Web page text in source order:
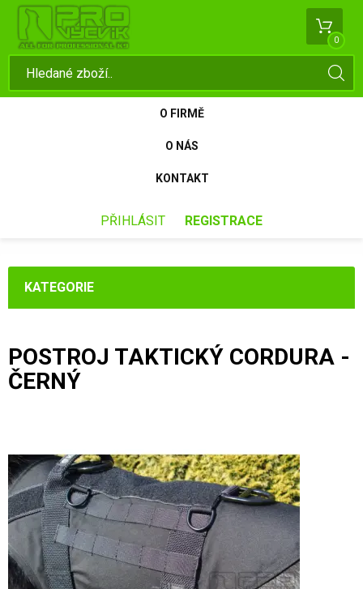
0
O FIRMĚ
O NÁS
KONTAKT
PŘIHLÁSIT REGISTRACE
KATEGORIE
POSTROJ TAKTICKÝ CORDURA -
ČERNÝ